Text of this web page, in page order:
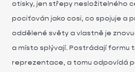
otisky, jen střepy nesložitelného
pociťován jako cosi, co spojuje a
oddělené světy a vlastně je
a místo splývají. Postrádají formu
reprezentace, a tomu odpovídá